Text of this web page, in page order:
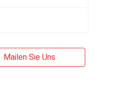
Mailen Sie Uns